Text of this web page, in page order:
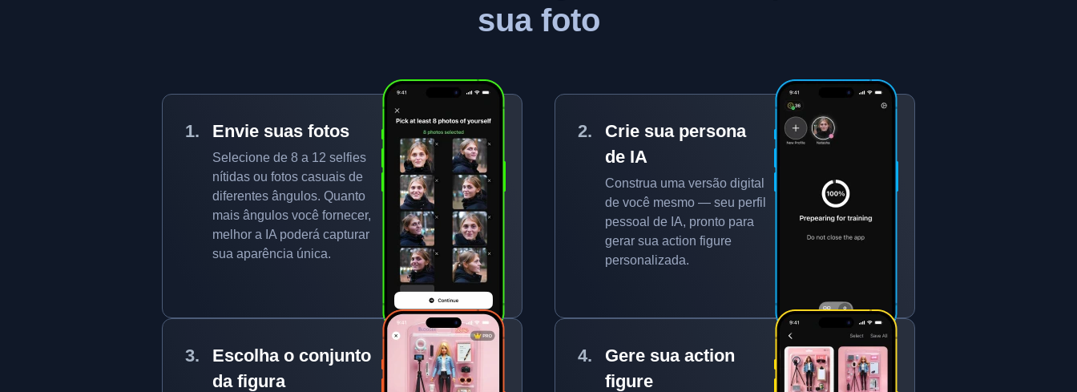
sua foto
Envie suas fotos
Selecione de 8 a 12 selfies
nítidas ou fotos casuais de
diferentes ângulos. Quanto
mais ângulos você fornecer,
melhor a IA poderá capturar
sua aparência única.
Crie sua persona
de IA
Construa uma versão digital
de você mesmo — seu perfil
pessoal de IA, pronto para
gerar sua action figure
personalizada.
Escolha o conjunto
da figura
Gere sua action
figure